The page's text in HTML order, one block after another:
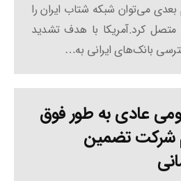
می‌توان شبکه شتاب ایران را
متصل کرد.آمریکا با هدف تشدید
بانک‌های ایرانی به…
عادی به طور فوق
شرکت تضمین